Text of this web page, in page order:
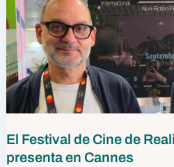
El Festival de Cine de
presenta en Cannes